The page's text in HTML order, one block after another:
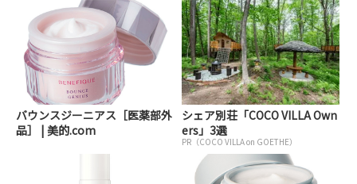
バウンスジーニアス［医薬部外
品］ | 美的.com
シェア別荘「COCO VILLA Own
ers」3選
PR（COCO VILLA on GOETHE）